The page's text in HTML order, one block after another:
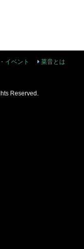
イベント
菜音とは
Reserved.